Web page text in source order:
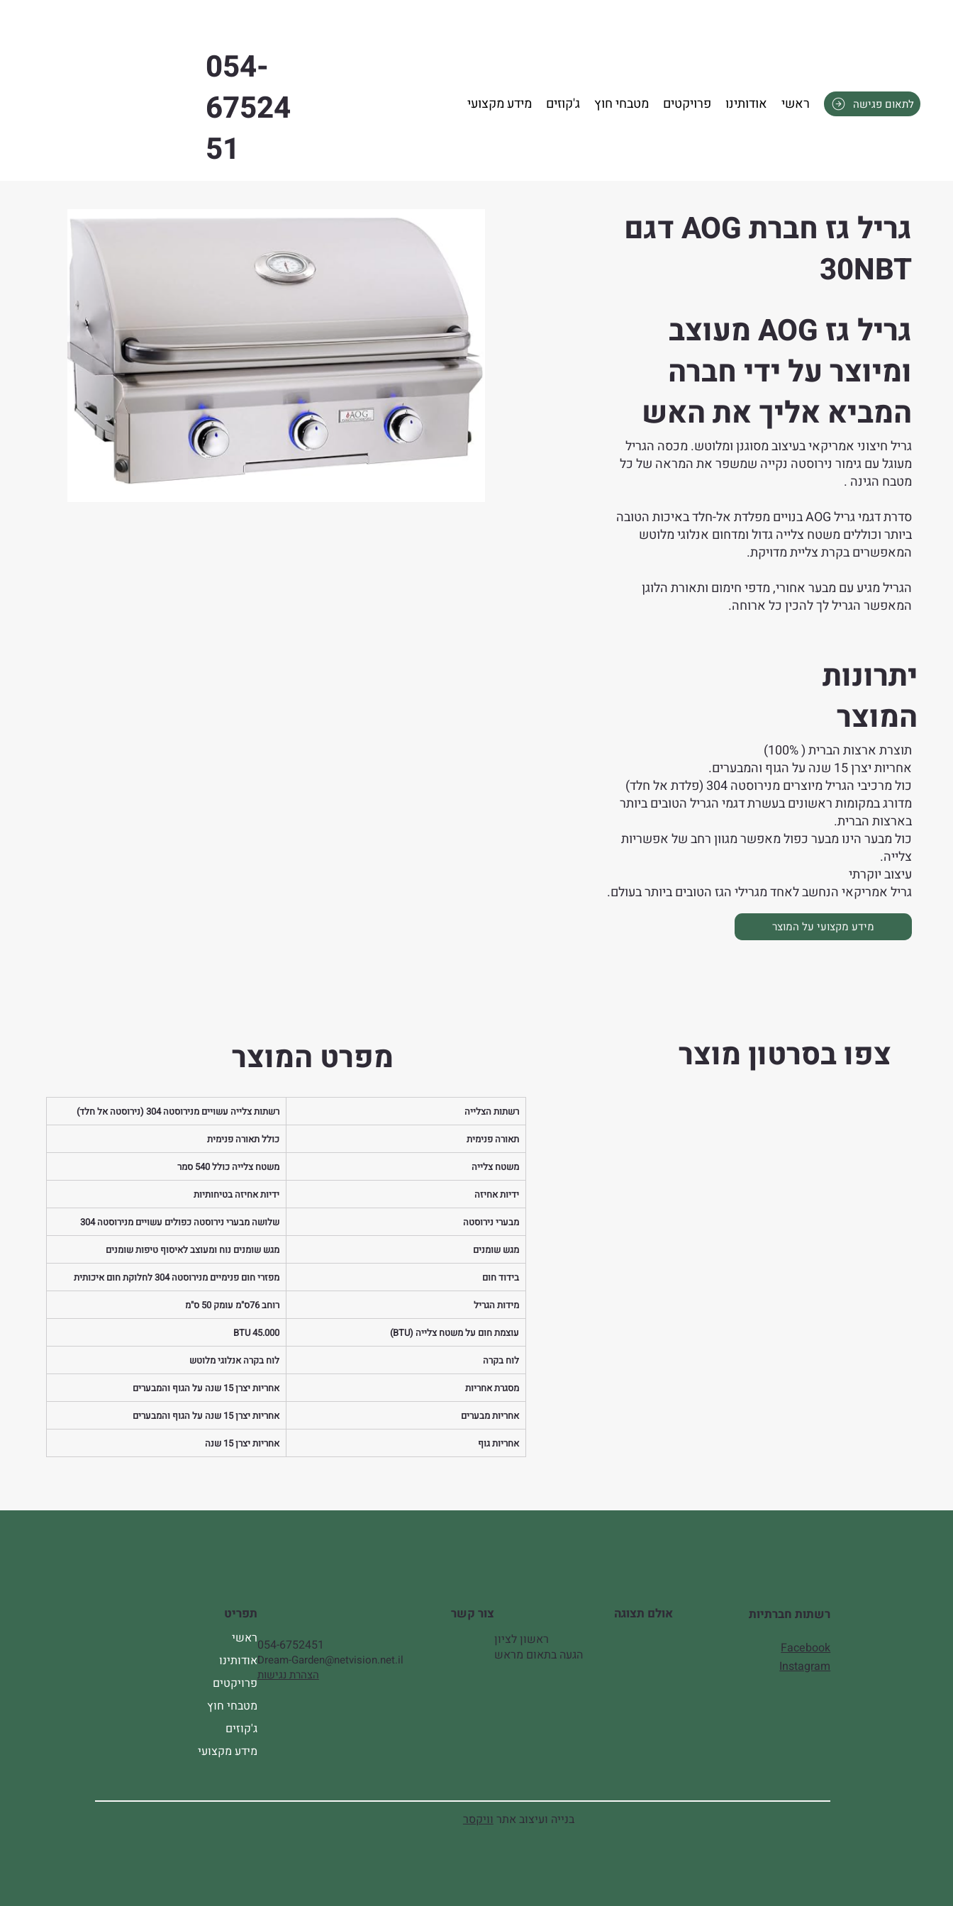
054-
67524
51
ראשי אודותינו פרויקטים מטבחי חוץ ג'קוזים מידע מקצועי לתאום פגישה
גריל גז חברת AOG דגם
30NBT
גריל גז AOG מעוצב
ומיוצר על ידי חברה
המביא אליך את האש
גריל חיצוני אמריקאי בעיצוב מסוגנן ומלוטש. מכסה הגריל
מעוגל עם גימור נירוסטה נקייה שמשפר את המראה של כל
מטבח הגינה .
סדרת דגמי גריל AOG בנויים מפלדת אל-חלד באיכות הטובה
ביותר וכוללים משטח צלייה גדול ומדחום אנלוגי מלוטש
המאפשרים בקרת צליית מדויקת.
הגריל מגיע עם מבער אחורי, מדפי חימום ותאורת הלוגן
המאפשר הגריל לך להכין כל ארוחה.
יתרונות
המוצר
תוצרת ארצות הברית ( 100%)
אחריות יצרן 15 שנה על הגוף והמבערים.
כול מרכיבי הגריל מיוצרים מנירוסטה 304 (פלדת אל חלד)
מדורג במקומות ראשונים בעשרת דגמי הגריל הטובים ביותר
בארצות הברית.
כול מבער הינו מבער כפול מאפשר מגוון רחב של אפשריות
צלייה.
עיצוב יוקרתי
גריל אמריקאי הנחשב לאחד מגרילי הגז הטובים ביותר בעולם.
מידע מקצועי על המוצר
מפרט המוצר
רשתות הצלייה רשתות צלייה עשויים מנירוסטה 304 (נירוסטה אל חלד)
תאורה פנימית כולל תאורה פנימית
משטח צלייה משטח צלייה כולל 540 סמר
ידיות אחיזה ידיות אחיזה בטיחותיות
מבערי נירוסטה שלושה מבערי נירוסטה כפולים עשויים מנירוסטה 304
מגש שומנים מגש שומנים נוח ומעוצב לאיסוף טיפות שומנים
בידוד חום מפזרי חום פנימיים מנירוסטה 304 לחלוקת חום איכותית
מידות הגריל רוחב 76ס"מ עומק 50 ס"מ
עוצמת חום על משטח צלייה (BTU) BTU 45.000
לוח בקרה לוח בקרה אנלוגי מלוטש
מסגרת אחריות אחריות יצרן 15 שנה על הגוף והמבערים
אחריות מבערים אחריות יצרן 15 שנה על הגוף והמבערים
אחריות גוף אחריות יצרן 15 שנה
צפו בסרטון מוצר
תפריט
ראשי
אודותינו
פרויקטים
מטבחי חוץ
ג'קוזים
מידע מקצועי
צור קשר
054-6752451
Dream-Garden@netvision.net.il
הצהרת נגישות
ראשון לציון
הגעה בתאום מראש
רשתות חברתיות
Facebook
Instagram
בנייה ועיצוב אתרוויקסר